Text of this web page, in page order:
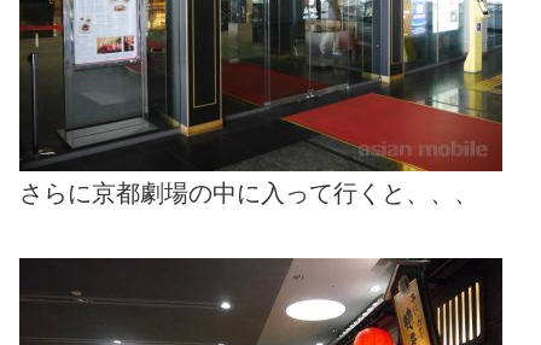
さらに京都劇場の中に入って行くと、、、